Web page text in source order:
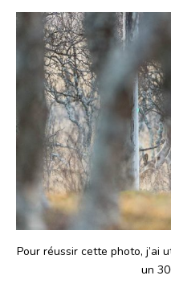
Pour réussir cette photo, j’ai
un